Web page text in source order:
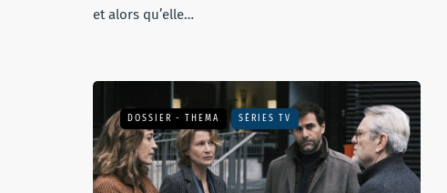
et alors qu’elle…
DOSSIER - THEMA SÉRIES TV